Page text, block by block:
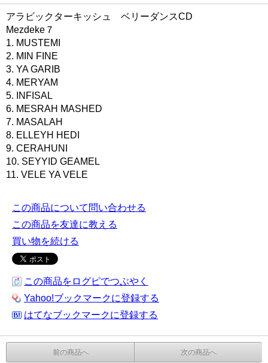
アラビックターキッシュ ベリーダンスCD
Mezdeke７
1. MUSTEMI
2. MIN FINE
3. YA GARIB
4. MERYAM
5. INFISAL
6. MESRAH MASHED
7. MASALAH
8. ELLEYH HEDI
9. CERAHUNI
10. SEYYID GEAMEL
11. VELE YA VELE
この商品について問い合わせる
この商品を友達に教える
買い物を続ける
この商品をログピでつぶやく
Yahoo!ブックマークに登録する
はてなブックマークに登録する
前の商品へ 次の商品へ